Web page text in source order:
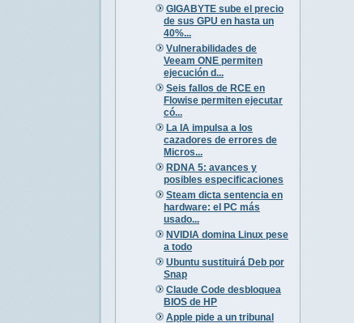
GIGABYTE sube el precio
de sus GPU en hasta un
40%...
Vulnerabilidades de
Veeam ONE permiten
ejecución d...
Seis fallos de RCE en
Flowise permiten ejecutar
có...
La IA impulsa a los
cazadores de errores de
Micros...
RDNA 5: avances y
posibles especificaciones
Steam dicta sentencia en
hardware: el PC más
usado...
NVIDIA domina Linux pese
a todo
Ubuntu sustituirá Deb por
Snap
Claude Code desbloquea
BIOS de HP
Apple pide a un tribunal